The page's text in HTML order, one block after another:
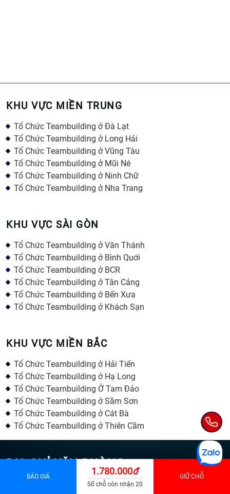
BÁO GIÁ 1.780.000đ
Số chỗ còn nhận 20
GIỮ CHỖ
KHU VỰC MIỀN TRUNG
Tổ Chức Teambuilding ở Đà Lạt
Tổ Chức Teambuilding ở Long Hải
Tổ Chức Teambuilding ở Vũng Tàu
Tổ Chức Teambuilding ở Mũi Né
Tổ Chức Teambuilding ở Ninh Chữ
Tổ Chức Teambuilding ở Nha Trang
KHU VỰC SÀI GÒN
Tổ Chức Teambuilding ở Văn Thánh
Tổ Chức Teambuilding ở Bình Quới
Tổ Chức Teambuilding ở BCR
Tổ Chức Teambuilding ở Tân Cảng
Tổ Chức Teambuilding ở Bến Xưa
Tổ Chức Teambuilding ở Khách Sạn
KHU VỰC MIỀN BẮC
Tổ Chức Teambuilding ở Hải Tiến
Tổ Chức Teambuilding ở Hạ Long
Tổ Chức Teambuilding Ở Tam Đảo
Tổ Chức Teambuilding ở Sầm Sơn
Tổ Chức Teambuilding ở Cát Bà
Tổ Chức Teambuilding ở Thiên Cầm
ĐỊA CHỈ VĂN PHÒNG
Văn phòng chính: Số 116 Đường số 1 KDC Cityland, P.